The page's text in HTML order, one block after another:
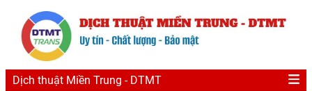
Dịch thuật Miền Trung - DTMT